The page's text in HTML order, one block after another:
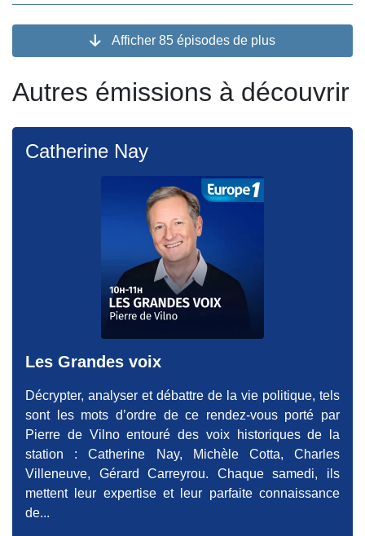
Afficher 85 épisodes de plus
Autres émissions à découvrir
Catherine Nay
Les Grandes voix
Décrypter, analyser et débattre de la vie politique, tels
sont les mots d’ordre de ce rendez-vous porté par
Pierre de Vilno entouré des voix historiques de la
station : Catherine Nay, Michèle Cotta, Charles
Villeneuve, Gérard Carreyrou. Chaque samedi, ils
mettent leur expertise et leur parfaite connaissance
de...